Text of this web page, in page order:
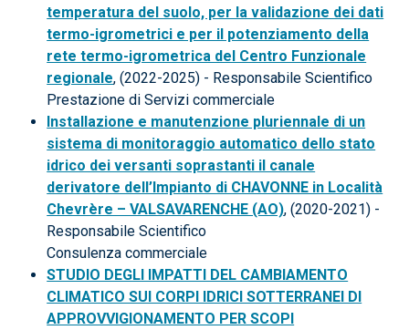
temperatura del suolo, per la validazione dei dati
termo-igrometrici e per il potenziamento della
rete termo-igrometrica del Centro Funzionale
regionale, (2022-2025) - Responsabile Scientifico
Prestazione di Servizi commerciale
Installazione e manutenzione pluriennale di un
sistema di monitoraggio automatico dello stato
idrico dei versanti soprastanti il canale
derivatore dell’Impianto di CHAVONNE in Località
Chevrère – VALSAVARENCHE (AO), (2020-2021) -
Responsabile Scientifico
Consulenza commerciale
STUDIO DEGLI IMPATTI DEL CAMBIAMENTO
CLIMATICO SUI CORPI IDRICI SOTTERRANEI DI
APPROVVIGIONAMENTO PER SCOPI